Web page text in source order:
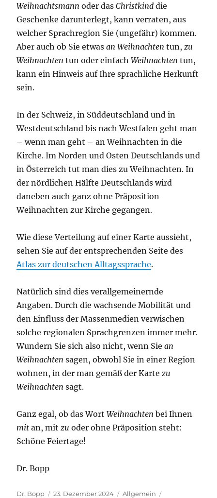
Weihnachtsmann oder dasChristkind die
Geschenke darunterlegt, kann verraten, aus
welcher Sprachregion Sie (ungefähr) kommen.
Aber auch ob Sie etwasan Weihnachten tun, zu
Weihnachten tun oder einfachWeihnachten tun,
kann ein Hinweis auf Ihre sprachliche Herkunft
sein.
In der Schweiz, in Süddeutschland und in
Westdeutschland bis nach Westfalen geht man
– wenn man geht – an Weihnachten in die
Kirche. Im Norden und Osten Deutschlands und
in Österreich tut man dies zu Weihnachten. In
der nördlichen Hälfte Deutschlands wird
daneben auch ganz ohne Präposition
Weihnachten zur Kirche gegangen.
Wie diese Verteilung auf einer Karte aussieht,
sehen Sie auf der entsprechenden Seite des
Atlas zur deutschen Alltagssprache.
Natürlich sind dies verallgemeinernde
Angaben. Durch die wachsende Mobilität und
den Einfluss der Massenmedien verwischen
solche regionalen Sprachgrenzen immer mehr.
Wundern Sie sich also nicht, wenn Sie an
Weihnachten sagen, obwohl Sie in einer Region
wohnen, in der man gemäß der Karte zu
Weihnachten sagt.
Ganz egal, ob das WortWeihnachten bei Ihnen
mit an, mit zu oder ohne Präposition steht:
Schöne Feiertage!
Dr. Bopp
Autor
Dr. Bopp
Veröffentlicht
23. Dezember 2024 Kategorien
Allgemein